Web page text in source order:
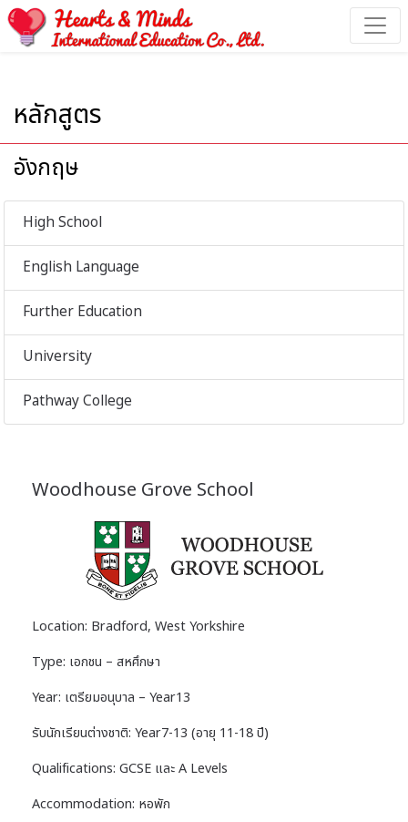
หลักสูตร
อังกฤษ
High School
English Language
Further Education
University
Pathway College
Woodhouse Grove School
Location: Bradford, West Yorkshire
Type: เอกชน – สหศึกษา
Year: เตรียมอนุบาล – Year13
รับนักเรียนต่างชาติ: Year7-13 (อายุ 11-18 ปี)
Qualifications: GCSE และ A Levels
Accommodation: หอพัก